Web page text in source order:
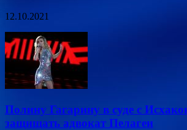
12.10.2021
Полину Гагарину в суде с
защищать адвокат Пелагеи